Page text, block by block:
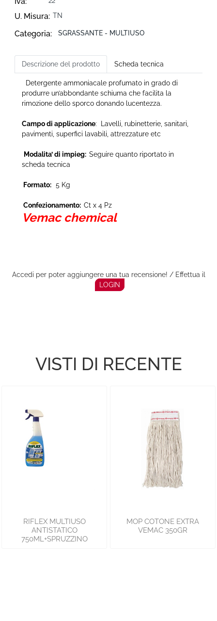
U. Misura: TN
Categoria: SGRASSANTE - MULTIUSO
Descrizione del prodotto Scheda tecnica
Detergente ammoniacale profumato in grado di
produrre un’abbondante schiuma che facilita la
rimozione dello sporco donando lucentezza.
Campo di applicazione: Lavelli, rubinetterie, sanitari,
pavimenti, superfici lavabili, attrezzature etc
Modalita’ di impieg: Seguire quanto riportato in
scheda tecnica
Formato: 5 Kg
Confezionamento: Ct x 4 Pz
Vemac chemical
Accedi per poter aggiungere una tua recensione! / Effettua il
LOGIN
VISTI DI RECENTE
RIFLEX MULTIUSO
ANTISTATICO
750ML+SPRUZZINO
MOP COTONE EXTRA
VEMAC 350GR